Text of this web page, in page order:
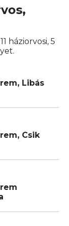
háziorvosi, 5
Libás
Csik